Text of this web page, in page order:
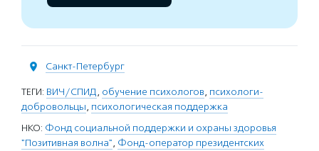
Санкт-Петербург
ТЕГИ: ВИЧ/СПИД, обучение психологов, психологи-
добровольцы, психологическая поддержка
НКО: Фонд социальной поддержки и охраны здоровья
"Позитивная волна", Фонд-оператор президентских